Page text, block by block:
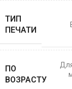
ТИП
ПЕЧАТИ
ПО
ВОЗРАСТУ